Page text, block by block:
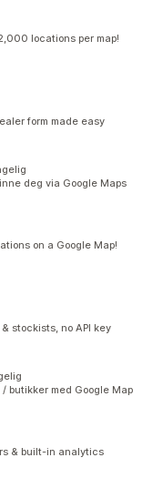
locations per map!
form made easy
deg via Google Maps
on a Google Map!
stockists, no API key
butikker med Google Map
& built-in analytics